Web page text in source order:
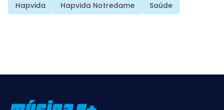
Hapvida Hapvida Notredame Saúde